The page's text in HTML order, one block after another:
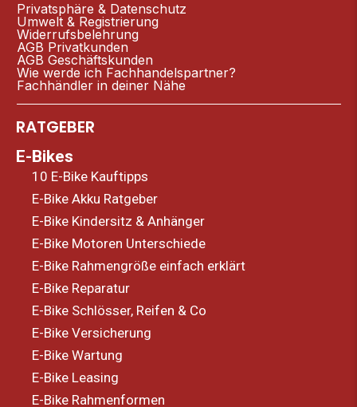
Privatsphäre & Datenschutz
Umwelt & Registrierung
Widerrufsbelehrung
AGB Privatkunden
AGB Geschäftskunden
Wie werde ich Fachhandelspartner?
Fachhändler in deiner Nähe
RATGEBER
E-Bikes
10 E-Bike Kauftipps
E-Bike Akku Ratgeber
E-Bike Kindersitz & Anhänger
E-Bike Motoren Unterschiede
E-Bike Rahmengröße einfach erklärt
E-Bike Reparatur
E-Bike Schlösser, Reifen & Co
E-Bike Versicherung
E-Bike Wartung
E-Bike Leasing
E-Bike Rahmenformen